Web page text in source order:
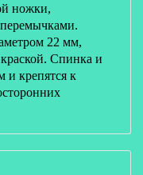
ножки,
22 мм,
Спинка и
и крепятся к